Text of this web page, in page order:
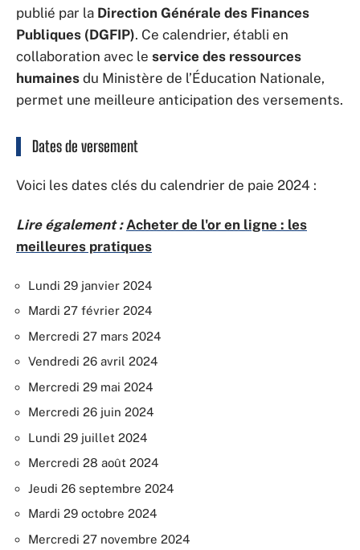
publié par la Direction Générale des Finances
Publiques (DGFIP). Ce calendrier, établi en
collaboration avec le service des ressources
humaines du Ministère de l’Éducation Nationale,
permet une meilleure anticipation des versements.
Dates de versement
Voici les dates clés du calendrier de paie 2024 :
Lire également : Acheter de l'or en ligne : les
meilleures pratiques
Lundi 29 janvier 2024
Mardi 27 février 2024
Mercredi 27 mars 2024
Vendredi 26 avril 2024
Mercredi 29 mai 2024
Mercredi 26 juin 2024
Lundi 29 juillet 2024
Mercredi 28 août 2024
Jeudi 26 septembre 2024
Mardi 29 octobre 2024
Mercredi 27 novembre 2024